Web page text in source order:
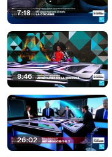
7:18
8:46
26:02